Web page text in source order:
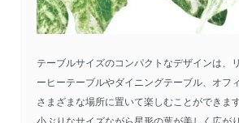
テーブルサイズのコンパクトなデザインは、
ーヒーテーブルやダイニングテーブル、オフ
さまざまな場所に置いて楽しむことができます